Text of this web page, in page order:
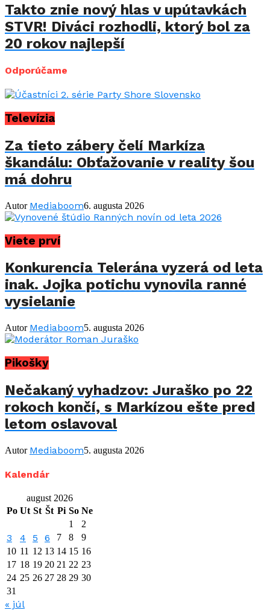
Takto znie nový hlas v upútavkách
STVR! Diváci rozhodli, ktorý bol za
20 rokov najlepší
Odporúčame
Televízia
Za tieto zábery čelí Markíza
škandálu: Obťažovanie v reality šou
má dohru
Autor Mediaboom6. augusta 2026
Viete prví
Konkurencia Telerána vyzerá od leta
inak. Jojka potichu vynovila ranné
vysielanie
Autor Mediaboom5. augusta 2026
Pikošky
Nečakaný vyhadzov: Juraško po 22
rokoch končí, s Markízou ešte pred
letom oslavoval
Autor Mediaboom5. augusta 2026
Kalendár
august 2026
Po Ut St Št Pi So Ne
1
2
3 4 5 6 7 8
9
10 11 12 13 14 15 16
17 18 19 20 21 22 23
24 25 26 27 28 29 30
31
« júl